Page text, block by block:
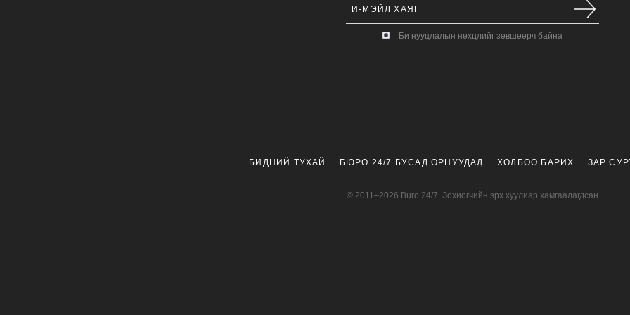
Би нууцлалын нөхцлийг зөвшөөрч байна
БИДНИЙ ТУХАЙ БЮРО 24/7 БУСАД ОРНУУДАД ХОЛБОО БАРИХ ЗАР
© 2011–2026 Buro 24/7. Зохиогчийн эрх хуулиар хамгаалагдсан